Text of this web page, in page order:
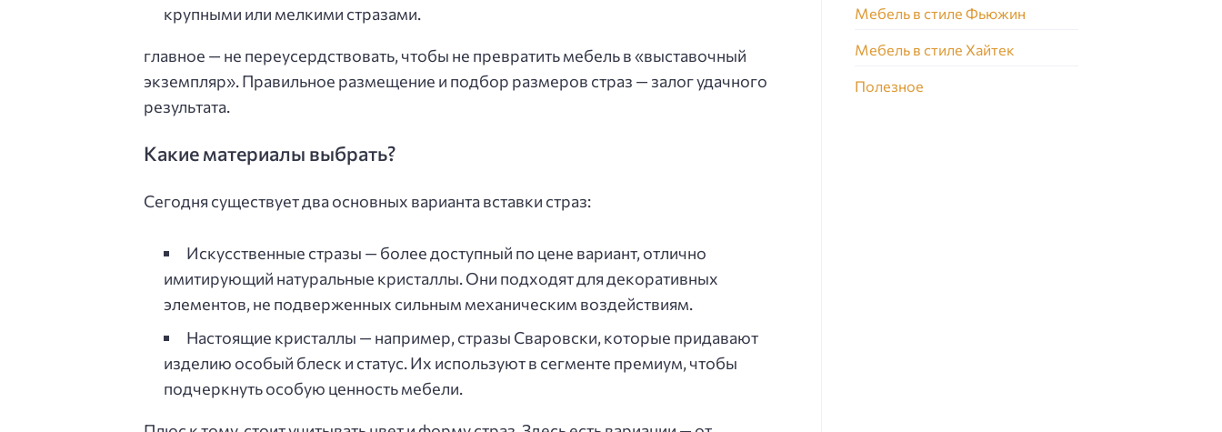
крупными или мелкими стразами.
главное — не переусердствовать, чтобы не превратить мебель в «выставочный
экземпляр». Правильное размещение и подбор размеров страз — залог удачного
результата.
Какие материалы выбрать?
Сегодня существует два основных варианта вставки страз:
Искусственные стразы — более доступный по цене вариант, отлично
имитирующий натуральные кристаллы. Они подходят для декоративных
элементов, не подверженных сильным механическим воздействиям.
Настоящие кристаллы — например, стразы Сваровски, которые придавают
изделию особый блеск и статус. Их используют в сегменте премиум, чтобы
подчеркнуть особую ценность мебели.
Мебель в стиле Фьюжин
Мебель в стиле Хайтек
Полезное